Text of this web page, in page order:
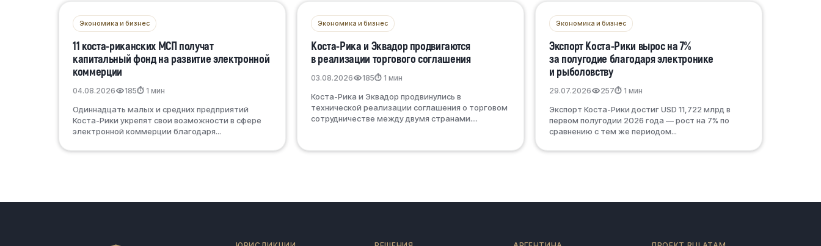
Экономика и бизнес
11 коста-риканских МСП получат
капитальный фонд на развитие электронной
коммерции
04.08.2026 185⏱ 1 мин
Одиннадцать малых и средних предприятий
Коста-Рики укрепят свои возможности в сфере
электронной коммерции благодаря...
Экономика и бизнес
Коста-Рика и Эквадор продвигаются
в реализации торгового соглашения
03.08.2026 185⏱ 1 мин
Коста-Рика и Эквадор продвинулись в
технической реализации соглашения о торговом
сотрудничестве между двумя странами....
Экономика и бизнес
Экспорт Коста-Рики вырос на 7%
за полугодие благодаря электронике
и рыболовству
29.07.2026 257⏱ 1 мин
Экспорт Коста-Рики достиг USD 11,722 млрд в
первом полугодии 2026 года — рост на 7% по
сравнению с тем же периодом...